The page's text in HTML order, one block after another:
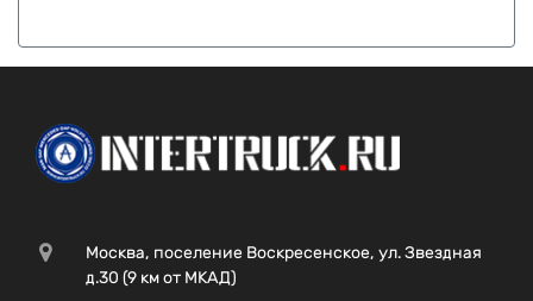
Москва, поселение Воскресенское, ул. Звездная
д.30 (9 км от МКАД)